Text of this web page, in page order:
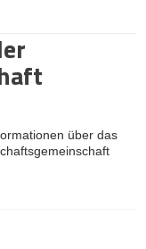
über das